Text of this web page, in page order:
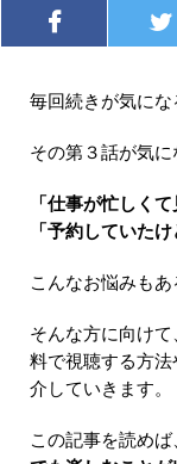
毎回続きが気にな
その第３話が気に
「仕事が忙しく
「予約していた
こんなお悩みもあ
そんな方に向け
料で視聴する方
介していきます。
この記事を読めば